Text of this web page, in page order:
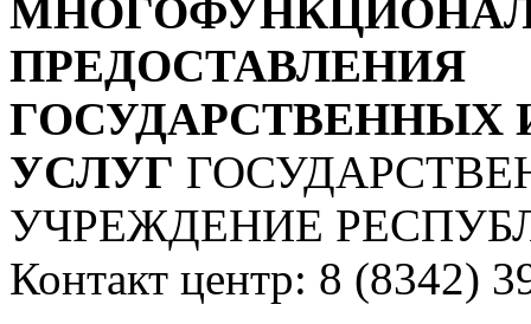
ПРЕДОСТАВЛЕНИЯ
УСЛУГ
УЧРЕЖДЕНИЕ
Контакт центр: 8 (8342)